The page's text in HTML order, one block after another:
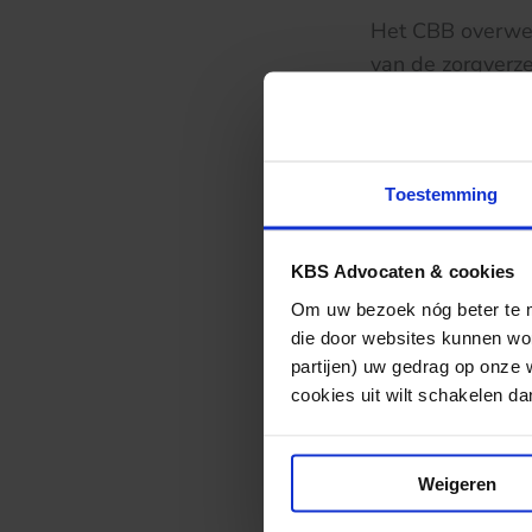
Toestemming
KBS Advocaten & cookies
Om uw bezoek nóg beter te
die door websites kunnen
partijen) uw gedrag op onze
cookies uit wilt schakelen
Weigeren
Het CBB
van de
dat het de
te verbinden
invulling van
verzekerden,
CBB.
De uitkomst
lid 3 Wmg is